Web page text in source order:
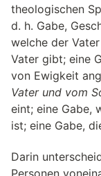
theologischen
d. h. Gabe,
welche der
Vater gibt; eine
von Ewigkeit
Vater und vom
eint; eine Gabe,
ist; eine Gabe,
Darin
Personen